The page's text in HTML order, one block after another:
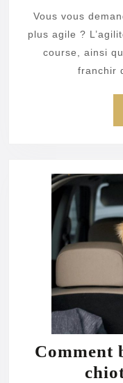
Vous vous
plus agile ?
course, ainsi
franchir
Comment